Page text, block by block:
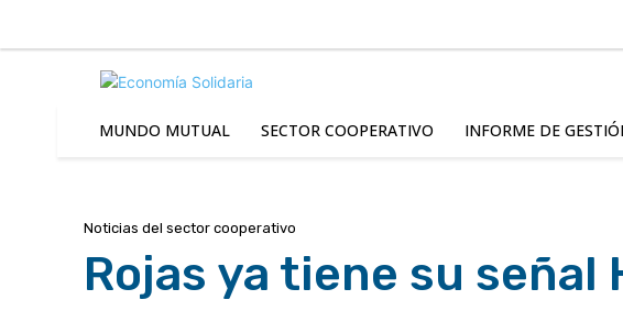
MUNDO MUTUAL SECTOR COOPERATIVO INFORME DE
Noticias del sector cooperativo
Rojas ya tiene su señal